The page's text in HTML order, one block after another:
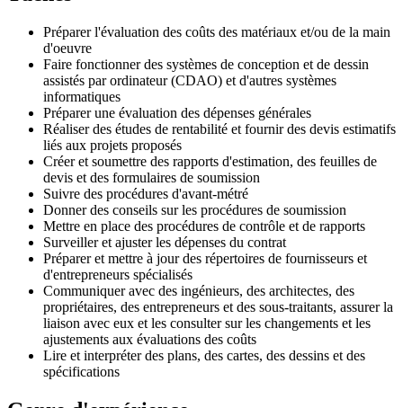
Préparer l'évaluation des coûts des matériaux et/ou de la main
d'oeuvre
Faire fonctionner des systèmes de conception et de dessin
assistés par ordinateur (CDAO) et d'autres systèmes
informatiques
Préparer une évaluation des dépenses générales
Réaliser des études de rentabilité et fournir des devis estimatifs
liés aux projets proposés
Créer et soumettre des rapports d'estimation, des feuilles de
devis et des formulaires de soumission
Suivre des procédures d'avant-métré
Donner des conseils sur les procédures de soumission
Mettre en place des procédures de contrôle et de rapports
Surveiller et ajuster les dépenses du contrat
Préparer et mettre à jour des répertoires de fournisseurs et
d'entrepreneurs spécialisés
Communiquer avec des ingénieurs, des architectes, des
propriétaires, des entrepreneurs et des sous-traitants, assurer la
liaison avec eux et les consulter sur les changements et les
ajustements aux évaluations des coûts
Lire et interpréter des plans, des cartes, des dessins et des
spécifications